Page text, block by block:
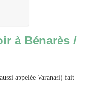
à Bénarès /
appelée Varanasi) fait